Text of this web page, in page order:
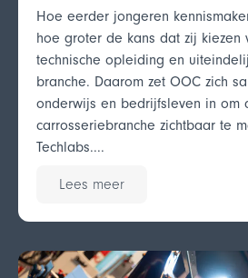
Hoe eerder jongeren
hoe groter de kans dat zij kiezen
technische opleiding en
branche. Daarom zet OOC zich
onderwijs en bedrijfsleven in om
carrosseriebranche zichtbaar te
Techlabs....
Lees meer